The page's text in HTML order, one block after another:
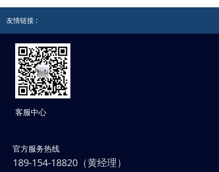
友情链接 :
客服中心
官方服务热线
189-154-18820（黄经理）